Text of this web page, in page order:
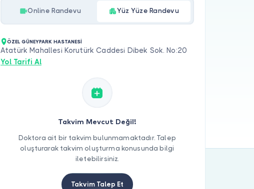
Online Randevu Yüz Yüze Randevu
ÖZEL GÜNEYPARK HASTANESİ
Atatürk Mahallesi Korutürk Caddesi Dibek Sok. No:20
Yol Tarifi Al
Takvim Mevcut Değil!
Doktora ait bir takvim bulunmamaktadır. Talep
oluşturarak takvim oluşturma konusunda bilgi
iletebilirsiniz.
Takvim Talep Et